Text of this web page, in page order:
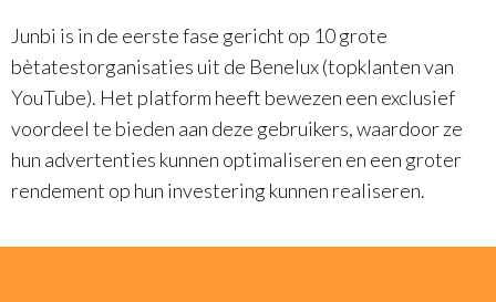
Junbi is in de eerste fase gericht op 10 grote
bètatestorganisaties uit de Benelux (topklanten van
YouTube). Het platform heeft bewezen een exclusief
voordeel te bieden aan deze gebruikers, waardoor ze
hun advertenties kunnen optimaliseren en een groter
rendement op hun investering kunnen realiseren.